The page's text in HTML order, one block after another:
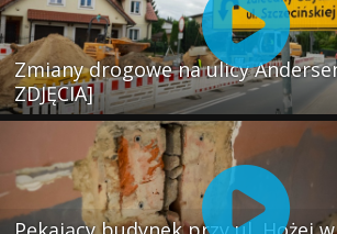
Zmiany drogowe na ulicy
ZDJĘCIA]